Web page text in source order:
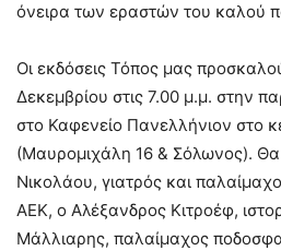
όνειρα των εραστών του καλού
Οι εκδόσεις Τόπος μας
Δεκεμβρίου στις 7.00 μ.μ. στην
στο Καφενείο Πανελλήνιον στο
(Μαυρομιχάλη 16 & Σόλωνος).
Νικολάου, γιατρός και
ΑΕΚ, ο Αλέξανδρος Κιτροέφ,
Μάλλιαρης, παλαίμαχος